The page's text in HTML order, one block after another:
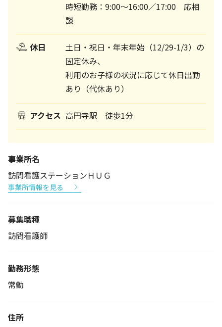
時短勤務：9:00～16:00／17:00 応相
談
休日
土日・祝日・年末年始（12/29-1/3）の
固定休み、
利用のお子様の状況に応じて休日出勤
あり（代休あり）
アクセス 高円寺駅 徒歩1分
事業所名
訪問看護ステーションＨＵＧ
事業所情報を見る
募集職種
訪問看護師
勤務形態
常勤
住所